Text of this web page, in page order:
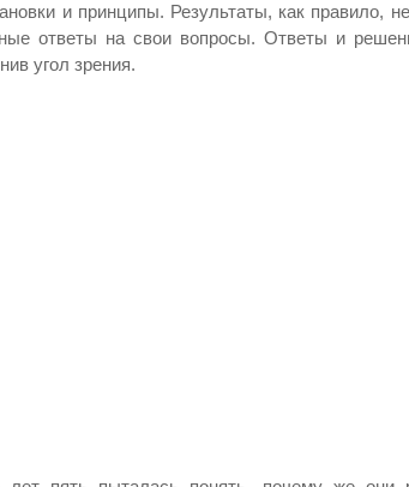
и принципы. Результаты, как правило,
ответы на свои вопросы. Ответы и
угол зрения.